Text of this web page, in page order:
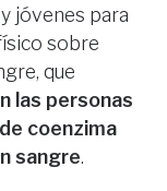
jóvenes para
sobre
que
las personas
coenzima
sangre.